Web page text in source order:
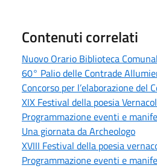
Contenuti correlati
Nuovo Orario Biblioteca
60° Palio delle Contrade
Concorso per l’elaborazione del
XIX Festival della poesia
Programmazione eventi e
Una giornata da Archeologo
XVIII Festival della poesia
Programmazione eventi e